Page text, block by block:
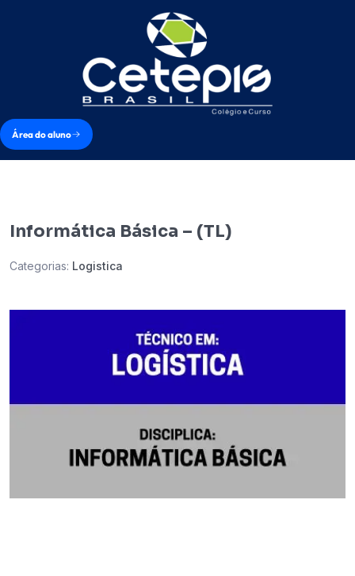
Área do aluno
Informática Básica – (TL)
Categorias: Logistica